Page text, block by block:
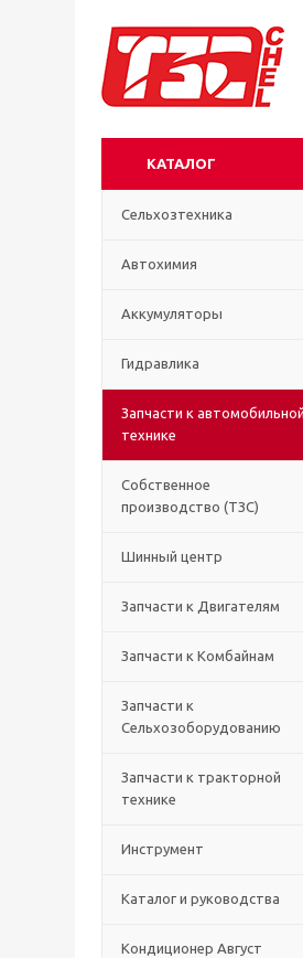
КАТАЛОГ
Сельхозтехника
Автохимия
Аккумуляторы
Гидравлика
Запчасти к автомобильной
технике
Собственное
производство (ТЗС)
Шинный центр
Запчасти к Двигателям
Запчасти к Комбайнам
Запчасти к
Сельхозоборудованию
Запчасти к тракторной
технике
Инструмент
Каталог и руководства
Кондиционер Август